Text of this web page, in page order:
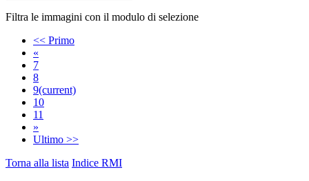
Filtra le immagini con il modulo di selezione
<< Primo
«
7
8
9(current)
10
11
»
Ultimo >>
Torna alla lista Indice RMI